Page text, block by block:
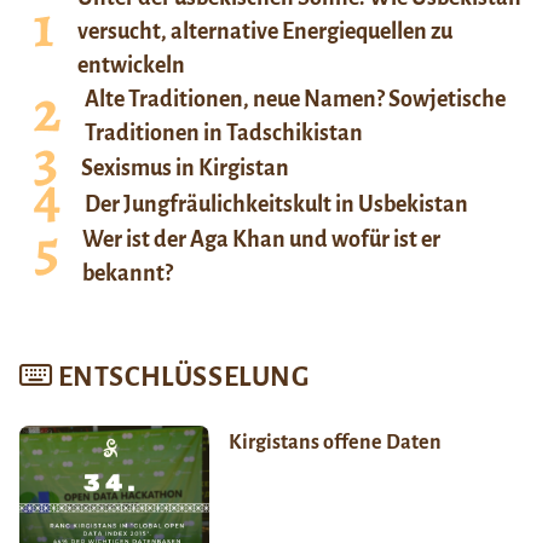
versucht, alternative Energiequellen zu
entwickeln
Alte Traditionen, neue Namen? Sowjetische
Traditionen in Tadschikistan
Sexismus in Kirgistan
Der Jungfräulichkeitskult in Usbekistan
Wer ist der Aga Khan und wofür ist er
bekannt?
ENTSCHLÜSSELUNG
Kirgistans offene Daten